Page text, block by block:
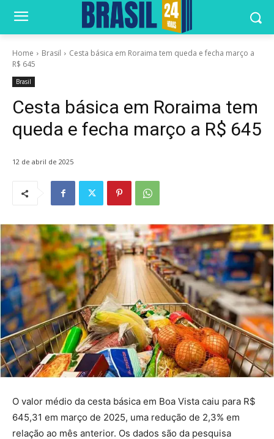
Home Brasil
Cesta básica em Roraima tem queda e fecha março a
R$ 645
Brasil
Cesta básica em Roraima tem
queda e fecha março a R$ 645
12 de abril de 2025
O valor médio da cesta básica em Boa Vista caiu para R$
645,31 em março de 2025, uma redução de 2,3% em
relação ao mês anterior. Os dados são da pesquisa